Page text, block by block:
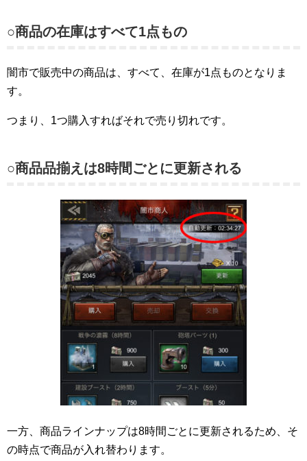
○商品の在庫はすべて1点もの
闇市で販売中の商品は、すべて、在庫が1点ものとなりま
す。
つまり、1つ購入すればそれで売り切れです。
○商品品揃えは8時間ごとに更新される
一方、商品ラインナップは8時間ごとに更新されるため、そ
の時点で商品が入れ替わります。